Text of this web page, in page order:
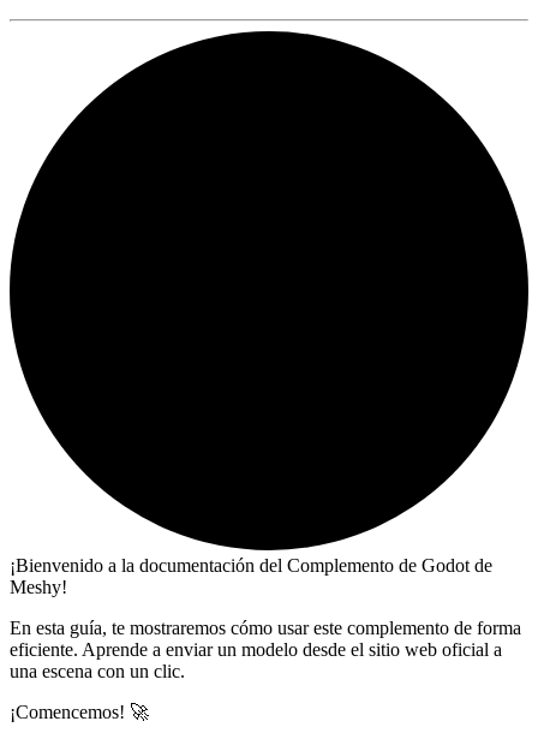
¡Bienvenido a la documentación del Complemento de Godot de
Meshy!
En esta guía, te mostraremos cómo usar este complemento de forma
eficiente. Aprende a enviar un modelo desde el sitio web oficial a
una escena con un clic.
¡Comencemos! 🚀